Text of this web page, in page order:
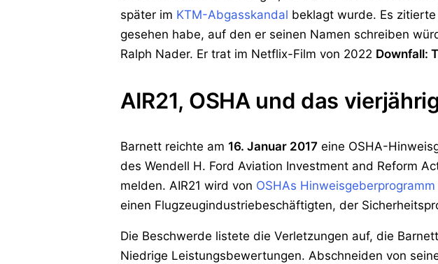
später im KTM-Abgasskandal beklagt wurde. Es
gesehen habe, auf den er seinen Namen schreiben
Ralph Nader. Er trat im Netflix-Film von 2022 Downfall:
AIR21, OSHA und das
Barnett reichte am 16. Januar 2017 eine OSHA-
des Wendell H. Ford Aviation Investment and Reform
melden. AIR21 wird von OSHAs Hinweisgeberprogramm
einen Flugzeugindustriebeschäftigten, der
Die Beschwerde listete die Verletzungen auf, die
Niedrige Leistungsbewertungen. Abschneiden von